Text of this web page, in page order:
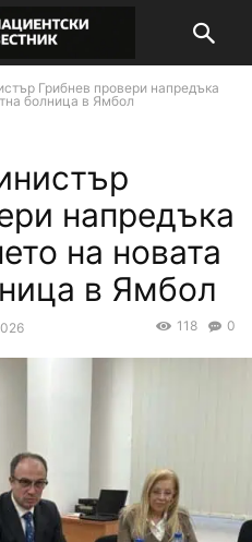
Грибнев провери напредъка
болница в Ямбол
напредъка
на новата
в Ямбол
0
118